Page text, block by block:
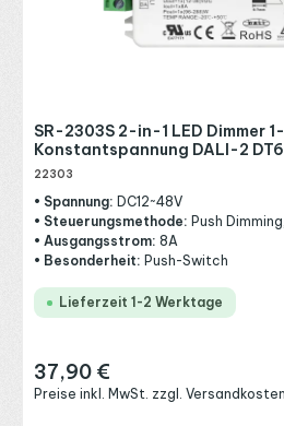
SR-2303S 2-in-1 LED Dimmer
Konstantspannung DALI-2 DT6
22303
• Spannung: DC12~48V
• Steuerungsmethode: Push
• Ausgangsstrom: 8A
• Besonderheit: Push-Switch
Lieferzeit 1-2 Werktage
Regulärer Preis:
37,90 €
Preise inkl. MwSt. zzgl. Versandkosten